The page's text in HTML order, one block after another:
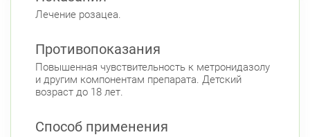
Комендантский пр., д. 34 к. 1
Комендантский пр.
Коломяжский пр. 26 (Аллея Поликарпова, д.
Лечение розацеа.
Противопоказания
Повышенная чувствительность к метронидазолу
и другим компонентам препарата. Детский
возраст до 18 лет.
Способ применения